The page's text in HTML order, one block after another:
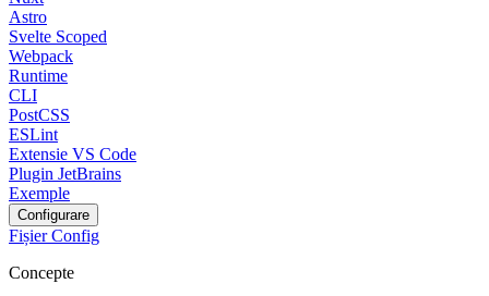
Astro
Svelte Scoped
Webpack
Runtime
CLI
PostCSS
ESLint
Extensie VS Code
Plugin JetBrains
Exemple
Configurare
Fișier Config
Concepte